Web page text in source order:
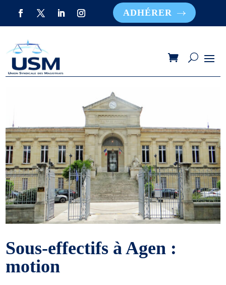
ADHÉRER
Sous-effectifs à Agen :
motion